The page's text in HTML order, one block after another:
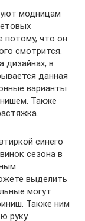
модницам
потому, что он
смотрится.
дизайнах, в
данная
варианты
Также
синего
сезона в
выделить
могут
Также ним
руку.